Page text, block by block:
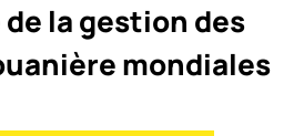
la gestion des
mondiales